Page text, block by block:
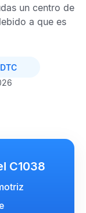
un centro de
a que es
C1038